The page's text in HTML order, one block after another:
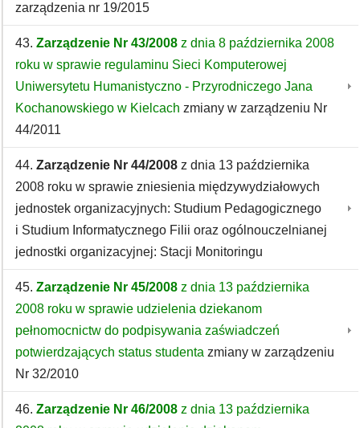
zarządzenia nr 19/2015
43. Zarządzenie Nr 43/2008 z dnia 8 października 2008
roku w sprawie regulaminu Sieci Komputerowej
Uniwersytetu Humanistyczno - Przyrodniczego Jana
Kochanowskiego w Kielcach zmiany w zarządzeniu Nr
44/2011
44. Zarządzenie Nr 44/2008 z dnia 13 października
2008 roku w sprawie zniesienia międzywydziałowych
jednostek organizacyjnych: Studium Pedagogicznego
i Studium Informatycznego Filii oraz ogólnouczelnianej
jednostki organizacyjnej: Stacji Monitoringu
45. Zarządzenie Nr 45/2008 z dnia 13 października
2008 roku w sprawie udzielenia dziekanom
pełnomocnictw do podpisywania zaświadczeń
potwierdzających status studenta zmiany w zarządzeniu
Nr 32/2010
46. Zarządzenie Nr 46/2008 z dnia 13 października